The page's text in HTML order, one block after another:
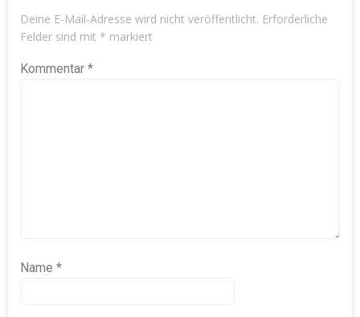
Deine E-Mail-Adresse wird nicht veröffentlicht. Erforderliche
Felder sind mit * markiert
Kommentar *
Name *